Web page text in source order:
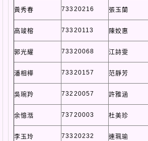
黃秀春 73320216 張玉蘭
高竣榕 73320113 陳姣惠
郭光耀 73320068 江詩雯
潘相樺 73320157 范靜芳
吳琬羚 73220057 許雅涵
余憶湉 73720003 杜美珍
李玉玲 73320232 連珮瑜